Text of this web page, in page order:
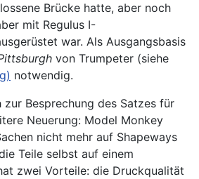
Brücke hatte, aber noch
mit Regulus I-
war. Als Ausgangsbasis
von Trumpeter (siehe
notwendig.
Besprechung des Satzes für
Neuerung: Model Monkey
nicht mehr auf Shapeways
Teile selbst auf einem
zwei Vorteile: die Druckqualität